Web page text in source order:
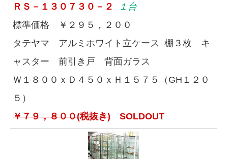
ＲＳ－１３０７３０－２
１台
標準価格 ￥２９５，２００
タテヤマ アルミホワイト立ケース 棚３枚 キ
ャスター 前引き戸 背面ガラス
Ｗ１８００ｘＤ４５０ｘＨ１５７５（GH１２０
５）
￥７９，８００(税抜き) SOLDOUT